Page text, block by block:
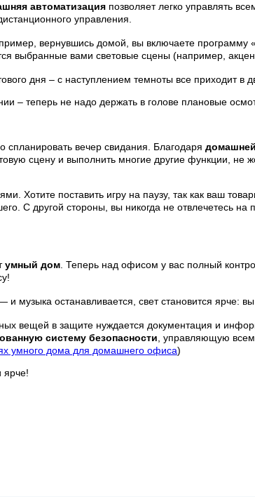
автоматизация позволяет легко управлять
управления.
вернувшись домой, вы включаете программу
выбранные вами световые сцены (например,
дня – с наступлением темноты все приходит в
– теперь не надо держать в голове плановые
вечер свидания. Благодаря
сцену и выполнить многие другие функции, не
Хотите поставить игру на паузу, так как ваш
С другой стороны, вы никогда не отвлечетесь
умный дом . Теперь над офисом у вас полный
останавливается, свет становится ярче:
вещей в защите нуждается документация и
систему безопасности , управляющую
умного дома для домашнего офиса)
ярче!